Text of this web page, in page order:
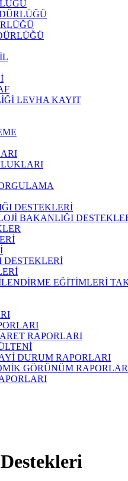
LEVHA KAYIT
DESTEKLERİ
BAKANLIĞI
EĞİTİMLERİ
RAPORLARI
DURUM RAPORLARI
GÖRÜNÜM